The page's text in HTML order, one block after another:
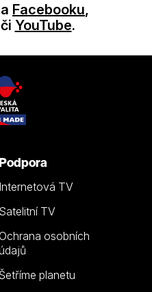
Facebooku,
či YouTube.
Internetová TV
Satelitní TV
Ochrana osobních
Šetříme planetu